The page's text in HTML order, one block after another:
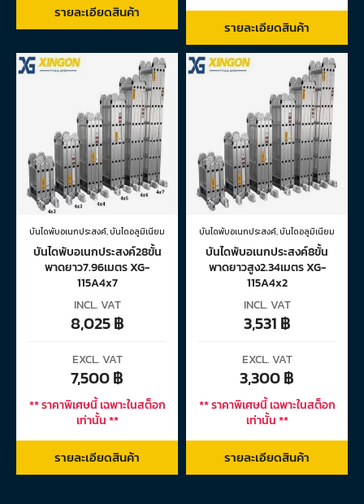
รายละเอียดสินค้า
รายละเอียดสินค้า
บันไดพับอเนกประสงค์,บันไดอลูมิเนียม
บันไดพับอเนกประสงค์28ขั้น
พาดยาว7.96เมตร XG-
115A4x7
INCL. VAT
8,025฿
EXCL. VAT
7,500฿
** ราคาพิเศษนี้ เฉพาะในสต็อก
เท่านั้น **
รายละเอียดสินค้า
บันไดพับอเนกประสงค์,บันไดอลูมิเนียม
บันไดพับอเนกประสงค์8ขั้น
พาดยาวสูง2.34เมตร XG-
115A4x2
INCL. VAT
3,531 ฿
EXCL. VAT
3,300฿
** ราคาพิเศษนี้ เฉพาะในสต็อก
เท่านั้น **
รายละเอียดสินค้า